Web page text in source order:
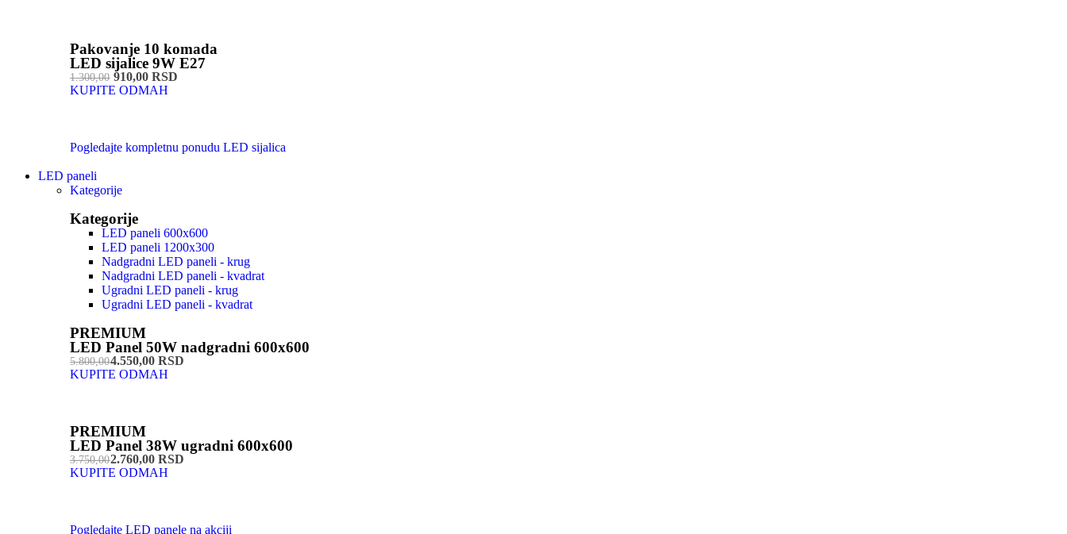
Pakovanje 10 komada
LED sijalice 9W E27
1.300,00910,00 RSD
KUPITE ODMAH
Pogledajte kompletnu ponudu LED sijalica
LED paneli
Kategorije
Kategorije
LED paneli 600x600
LED paneli 1200x300
Nadgradni LED paneli - krug
Nadgradni LED paneli - kvadrat
Ugradni LED paneli - krug
Ugradni LED paneli - kvadrat
PREMIUM
LED Panel 50W nadgradni 600x600
5.800,004.550,00 RSD
KUPITE ODMAH
PREMIUM
LED Panel 38W ugradni 600x600
3.750,002.760,00 RSD
KUPITE ODMAH
Pogledajte LED panele na akciji